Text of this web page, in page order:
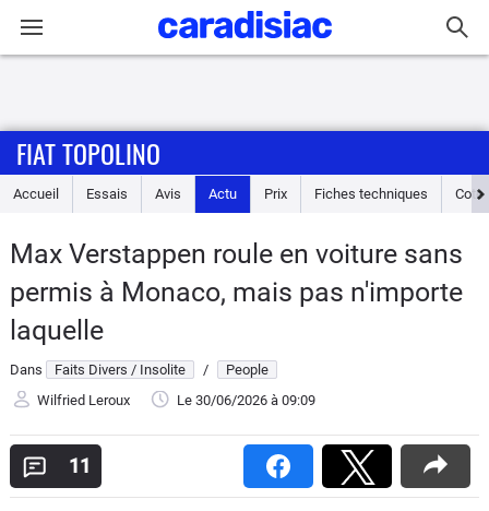
Accueil
Essais
Guide
d'achat
Electriques
Utilitaires
FIAT TOPOLINO
Accueil Essais Avis Actu Prix Fiches techniques Cote
Max Verstappen roule en voiture sans
permis à Monaco, mais pas n'importe
laquelle
Dans Faits Divers / Insolite /
People
Wilfried Leroux
Le 30/06/2026 à 09:09
11